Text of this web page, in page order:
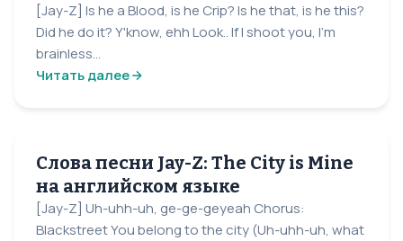
[Jay-Z] Is he a Blood, is he Crip? Is he that, is he this?
Did he do it? Y'know, ehh Look.. If I shoot you, I'm
brainless...
Читать далее
Слова песни Jay-Z: The City is Mine
на английском языке
[Jay-Z] Uh-uhh-uh, ge-ge-geyeah Chorus:
Blackstreet You belong to the city (Uh-uhh-uh, what